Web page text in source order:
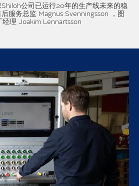
公司已运行20年的生产线未来的稳
服务总监 Magnus Svenningsson ，图
理 Joakim Lennartsson